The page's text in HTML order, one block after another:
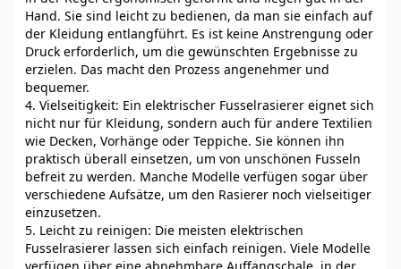
Hand. Sie sind leicht zu bedienen, da man sie einfach auf
der Kleidung entlangführt. Es ist keine Anstrengung oder
Druck erforderlich, um die gewünschten Ergebnisse zu
erzielen. Das macht den Prozess angenehmer und
bequemer.
4. Vielseitigkeit: Ein elektrischer Fusselrasierer eignet sich
nicht nur für Kleidung, sondern auch für andere Textilien
wie Decken, Vorhänge oder Teppiche. Sie können ihn
praktisch überall einsetzen, um von unschönen Fusseln
befreit zu werden. Manche Modelle verfügen sogar über
verschiedene Aufsätze, um den Rasierer noch vielseitiger
einzusetzen.
5. Leicht zu reinigen: Die meisten elektrischen
Fusselrasierer lassen sich einfach reinigen. Viele Modelle